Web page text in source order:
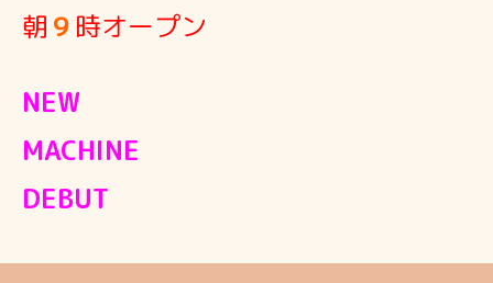
朝 ９ 時オープン
NEW
MACHINE
DEBUT